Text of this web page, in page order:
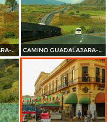
CAMINO GUADALAJARA---PUERTO VALLARTA 2014 CAMINO GUADALAJARA---PUERTO VALLARTA 2014